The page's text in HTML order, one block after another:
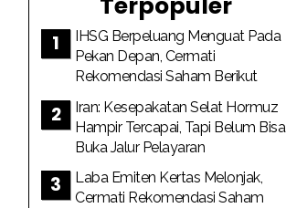
IHSG Berpeluang Menguat Pada
Pekan Depan, Cermati
Rekomendasi Saham Berikut
Iran: Kesepakatan Selat Hormuz
Hampir Tercapai, Tapi Belum Bisa
Buka Jalur Pelayaran
Laba Emiten Kertas Melonjak,
Cermati Rekomendasi Saham